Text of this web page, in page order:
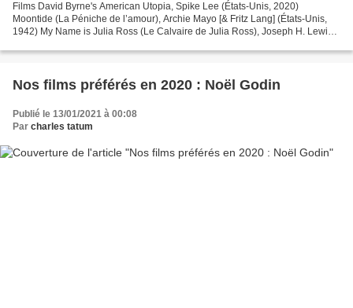
Films David Byrne's American Utopia, Spike Lee (États-Unis, 2020)
Moontide (La Péniche de l’amour), Archie Mayo [& Fritz Lang] (États-Unis,
1942) My Name is Julia Ross (Le Calvaire de Julia Ross), Joseph H. Lewis
Nos films préférés en 2020 : Noël Godin
Publié le 13/01/2021 à 00:08
Par charles tatum